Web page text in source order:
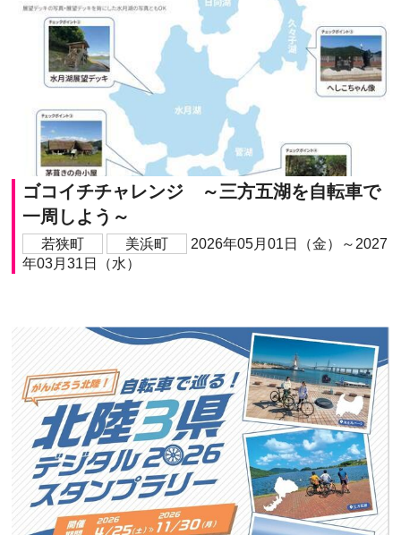
ゴコイチチャレンジ ～三方五湖を自転車で
一周しよう～
若狭町 美浜町
2026年05月01日（金）～2027
年03月31日（水）